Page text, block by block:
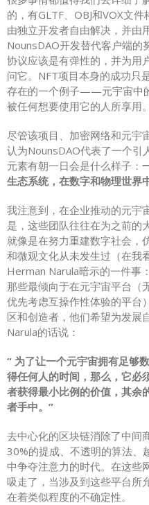
的，有GLTF、OBJ和VOX文
由独立开发者自由解决，并由
NounsDAO开发替代客户端的
协议应该是有弹性的，并为用
问它。NFT项目本身的成功只
存在的一个例子——元宇宙中
被任何想要使用它的人所享用。
尽管该项目、加密网络和元宇
认为NounsDAO代表了一个引
元素有朝一日会是什么样子：
生态系统，在数字和物理世界
我注意到，在企业推动的元宇
是，这些团队往往在为之前的
就像是在努力重建数字社会，
和微观文化从未发生过（在我
Herman Narula暗示的一件
那些最倾向于在元宇宙平台（
优先考虑互操作性体验的平台
区和创造者，他们希望为发展
Narula的话说：
“ 为了让一个元宇宙拥有足够
得任何人的时间，那么，它必
者获得最小比例的价值，其余
者手中。”
去中心化的区块链消除了中间
30%的提成、不透明的算法、
中争夺注意力的时代。在这些
吸走了，当涉及到这些平台所
在着类似程度的不确定性。